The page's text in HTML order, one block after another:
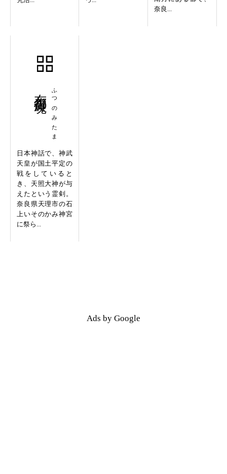
奈良...
ふつのみたま
日本神話で、神武
天皇が国土平定の
戦をしていると
き、天照大神が与
えたという霊剣。
奈良県天理市の石
上いそのかみ神宮
に祭ら...
Ads by Google